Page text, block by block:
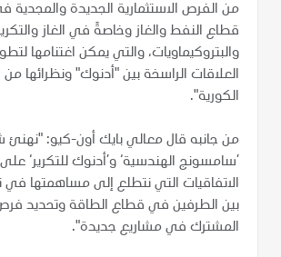
من الفرص الاستثمارية الجديدة والمجدية
قطاع النفط والغاز وخاصةً في الغاز
والبتروكيماويات، والتي يمكن اغتنامها
العلاقات الراسخة بين "أدنوك" ونظرائها
الكورية".
من جانبه قال معالي بايك أون-كيو:
’سامسونج الهندسية‘ و’أدنوك للتكرير‘
الاتفاقيات التي نتطلع إلى مساهمتها في
بين الطرفين في قطاع الطاقة وتحديد
المشترك في مشاريع جديدة".